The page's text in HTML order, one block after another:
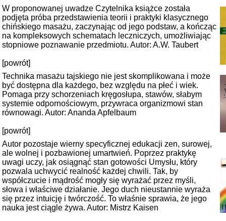
W proponowanej uwadze Czytelnika książce została
podjęta próba przedstawienia teorii i praktyki klasycznego
chińskiego masażu, zaczynając od jego podstaw, a kończąc
na kompleksowych schematach leczniczych, umożliwiając
stopniowe poznawanie przedmiotu. Autor: A.W. Taubert
[powrót]
Technika masażu tajskiego nie jest skomplikowana i może
być dostępna dla każdego, bez względu na płeć i wiek.
Pomaga przy schorzeniach kręgosłupa, stawów, słabym
systemie odpornościowym, przywraca organizmowi stan
równowagi. Autor: Ananda Apfelbaum
[powrót]
Autor pozostaje wierny specyficznej edukacji zen, surowej,
ale wolnej i pozbawionej umartwień. Poprzez praktykę
uwagi uczy, jak osiągnąć stan gotowości Umysłu, który
pozwala uchwycić realność każdej chwili. Tak, by
współczucie i mądrość mogły się wyrażać przez myśli,
słowa i właściwe działanie. Jego duch nieustannie wyraża
się przez intuicję i twórczość. To właśnie sprawia, że jego
nauka jest ciągle żywa. Autor: Mistrz Kaisen